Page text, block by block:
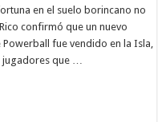
en el suelo borincano no
confirmó que un nuevo
fue vendido en la Isla,
jugadores que …